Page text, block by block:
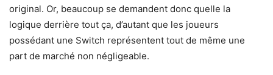
original. Or, beaucoup se demandent donc quelle la
logique derrière tout ça, d’autant que les joueurs
possédant une Switch représentent tout de même une
part de marché non négligeable.